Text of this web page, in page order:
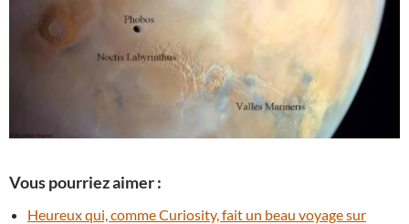
Vous pourriez aimer :
Heureux qui, comme Curiosity, fait un beau voyage sur